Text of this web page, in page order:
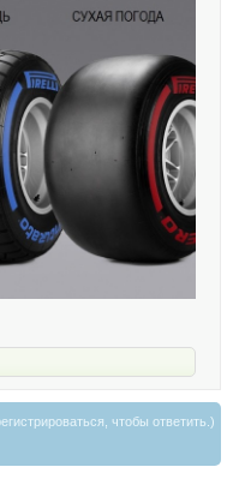
чтобы ответить.)